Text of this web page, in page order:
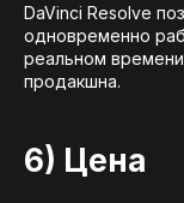
DaVinci Resolve
одновременно
реальном
продакшна.
6) Цена